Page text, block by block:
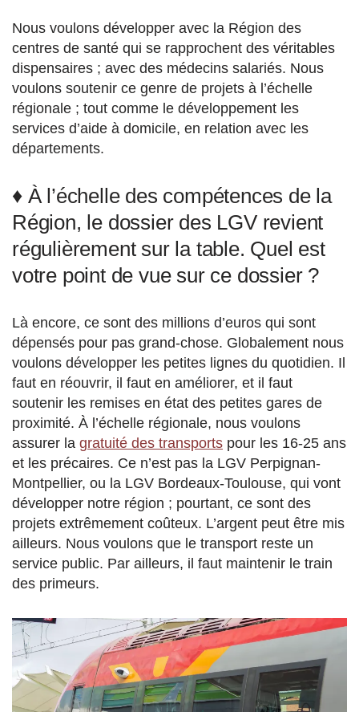
Nous voulons développer avec la Région des
centres de santé qui se rapprochent des véritables
dispensaires ; avec des médecins salariés. Nous
voulons soutenir ce genre de projets à l’échelle
régionale ; tout comme le développement les
services d’aide à domicile, en relation avec les
départements.
♦ À l’échelle des compétences de la
Région, le dossier des LGV revient
régulièrement sur la table. Quel est
votre point de vue sur ce dossier ?
Là encore, ce sont des millions d’euros qui sont
dépensés pour pas grand-chose. Globalement nous
voulons développer les petites lignes du quotidien. Il
faut en réouvrir, il faut en améliorer, et il faut
soutenir les remises en état des petites gares de
proximité. À l’échelle régionale, nous voulons
assurer la gratuité des transports pour les 16-25 ans
et les précaires. Ce n’est pas la LGV Perpignan-
Montpellier, ou la LGV Bordeaux-Toulouse, qui vont
développer notre région ; pourtant, ce sont des
projets extrêmement coûteux. L’argent peut être mis
ailleurs. Nous voulons que le transport reste un
service public. Par ailleurs, il faut maintenir le train
des primeurs.